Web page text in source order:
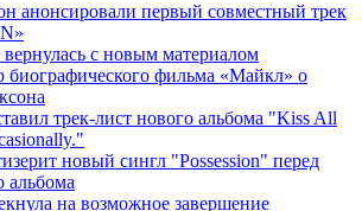
анонсировали первый совместный трек
вернулась с новым материалом
фильма «Майкл» о
трек-лист нового альбома "Kiss All
новый сингл "Possession" перед
альбома
на возможное завершение